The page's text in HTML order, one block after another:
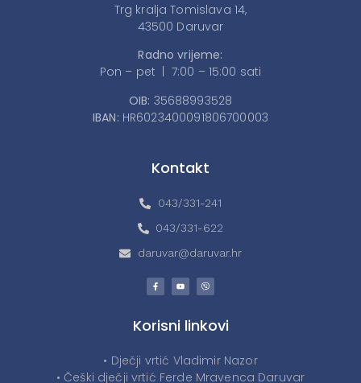
Trg kralja Tomislava 14,
43500 Daruvar
Radno vrijeme:
Pon – pet | 7:00 – 15:00 sati
OIB: 35688993528
IBAN: HR6023400091806700003
Kontakt
043/331-241
043/331-622
daruvar@daruvar.hr
Korisni linkovi
• Dječji vrtić Vladimir Nazor
• Češki dječji vrtić Ferde Mravenca Daruvar